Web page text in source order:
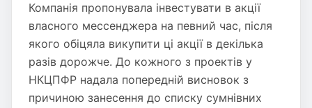
Компанія пропонувала інвестувати в акції
власного мессенджера на певний час, після
якого обіцяла викупити ці акції в декілька
разів дорожче. До кожного з проектів у
НКЦПФР надала попередній висновок з
причиною занесення до списку сумнівних